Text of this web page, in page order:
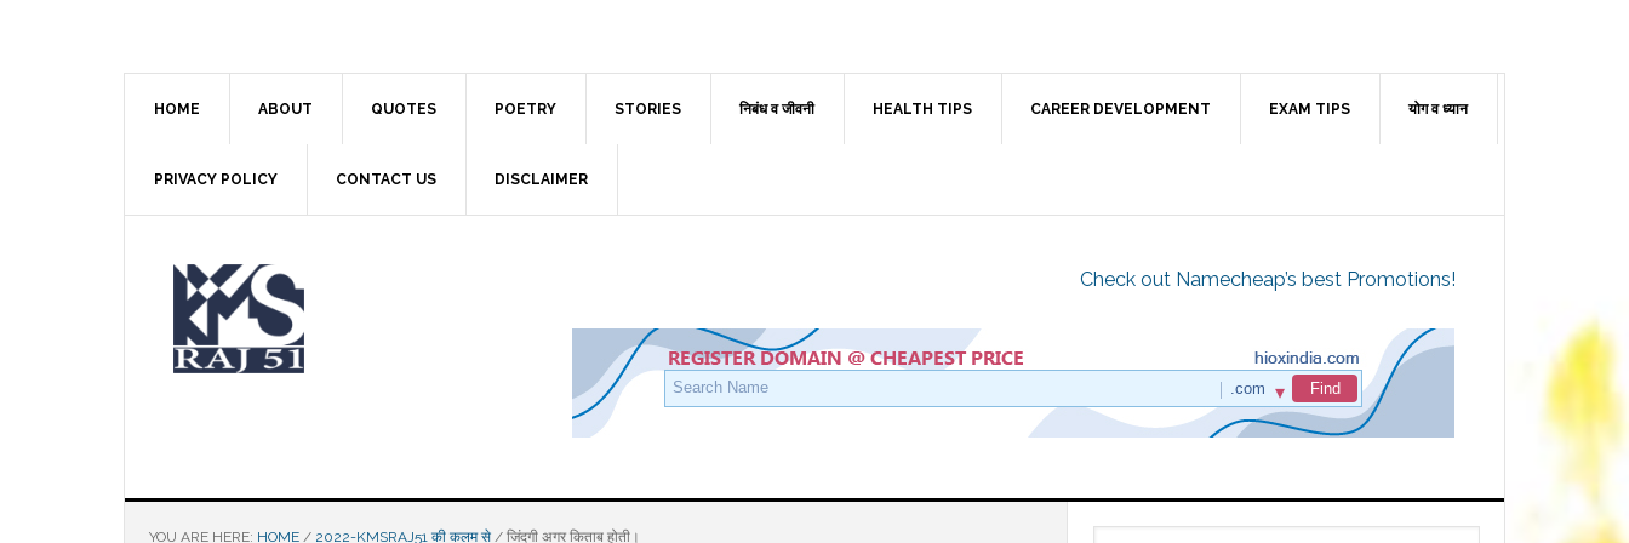
HOME ABOUT QUOTES POETRY STORIES निबंध व जीवनी HEALTH TIPS CAREER DEVELOPMENT EXAM TIPS योग व ध्यान
PRIVACY POLICY CONTACT US DISCLAIMER
Check out Namecheap’s best Promotions!
YOU ARE HERE: HOME / 2022-KMSRAJ51 की कलम से / जिंदगी अगर किताब होती।
Primary